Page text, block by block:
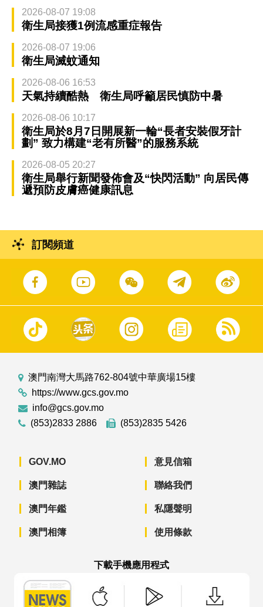
2026-08-07 19:08
衛生局接獲1例流感重症報告
2026-08-07 19:06
衛生局滅蚊通知
2026-08-06 16:53
天氣持續酷熱 衛生局呼籲居民慎防中暑
2026-08-06 10:17
衛生局於8月7日開展新一輪“長者安裝假牙計
劃” 致力構建“老有所醫”的服務系統
2026-08-05 20:27
衛生局舉行新聞發佈會及“快閃活動” 向居民傳
遞預防皮膚癌健康訊息
訂閱頻道
澳門南灣大馬路762-804號中華廣場15樓
https://www.gcs.gov.mo
info@gcs.gov.mo
(853)2833 2886
(853)2835 5426
GOV.MO
澳門雜誌
澳門年鑑
澳門相簿
意見信箱
聯絡我們
私隱聲明
使用條款
下載手機應用程式